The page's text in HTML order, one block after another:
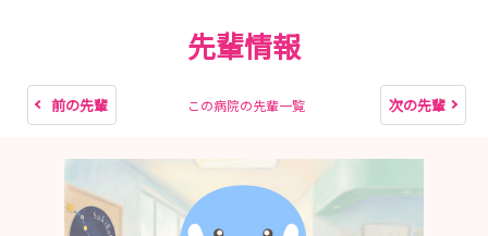
… 穏やかに、じっくり看護のお仕事がしたい（けど、お
『さきがけホスピタル』（精神科看護師…この先もAIに
は代替されない『人が主役』のお仕事！）という選択肢。
先輩情報
前の先輩 この病院の先輩一覧 次の先輩